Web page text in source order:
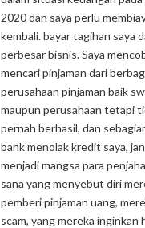
2020 dan saya perlu
kembali. bayar tagihan saya
perbesar bisnis. Saya
mencari pinjaman dari
perusahaan pinjaman baik
maupun perusahaan tetapi
pernah berhasil, dan
bank menolak kredit saya,
menjadi mangsa para
sana yang menyebut diri
pemberi pinjaman uang,
scam, yang mereka inginkan